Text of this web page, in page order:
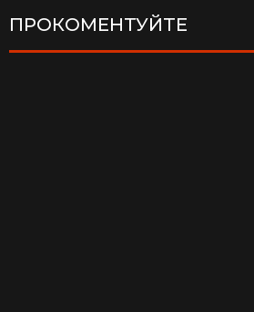
ПРОКОМЕНТУЙТЕ